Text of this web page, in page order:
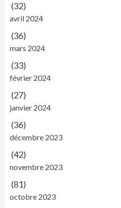
(32)
avril 2024
(36)
mars 2024
(33)
février 2024
(27)
janvier 2024
(36)
décembre 2023
(42)
novembre 2023
(81)
octobre 2023